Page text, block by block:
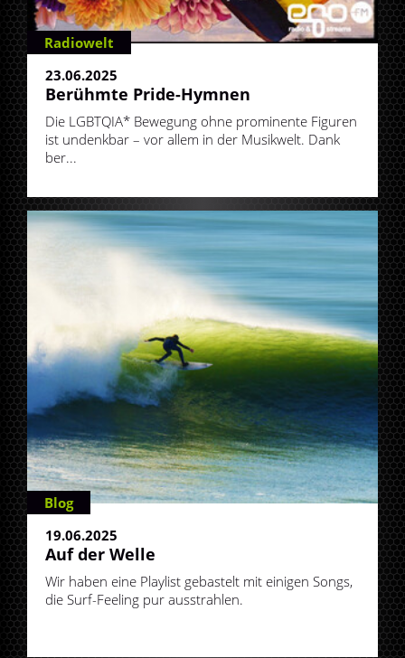
Radiowelt
23.06.2025
Berühmte Pride-Hymnen
Die LGBTQIA* Bewegung ohne prominente Figuren
ist undenkbar – vor allem in der Musikwelt. Dank
ber...
Blog
19.06.2025
Auf der Welle
Wir haben eine Playlist gebastelt mit einigen Songs,
die Surf-Feeling pur ausstrahlen.